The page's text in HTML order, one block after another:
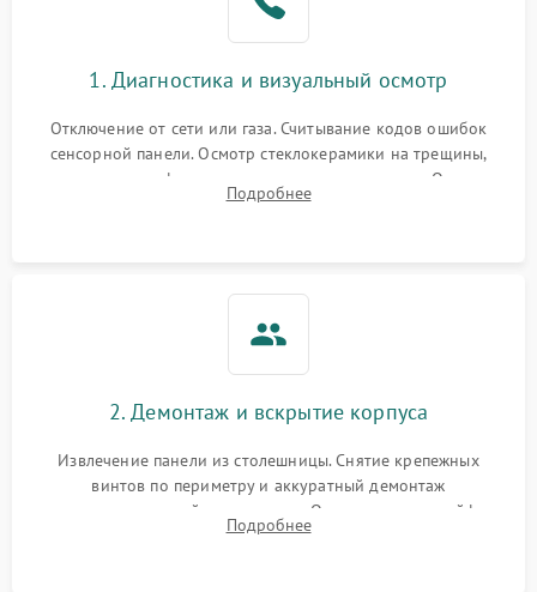
1. Диагностика и визуальный осмотр
Отключение от сети или газа. Считывание кодов ошибок
сенсорной панели. Осмотр стеклокерамики на трещины,
проверка конфорок на равномерность нагрева. Опрос
клиента о симптомах (не включается, не видит посуду,
Подробнее
2. Демонтаж и вскрытие корпуса
Извлечение панели из столешницы. Снятие крепежных
винтов по периметру и аккуратный демонтаж
стеклокерамической поверхности. Отсоединение шлейфов
сенсорного блока для доступа к силовым платам, катушкам
Подробнее